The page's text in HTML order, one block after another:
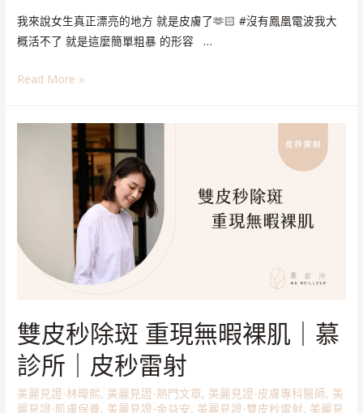
我來說女生真正漂亮的地方 就是皮膚了🫶🏻 #沒有鳳凰電波我大
概活不了 就是這麼簡單粗暴 的形容 …
Read More »
雙皮秒除斑 重現無暇裸肌｜慕
診所｜皮秒雷射
美麗見證-林暐熙, 美麗見證-熱門文章, 美麗見證-皮膚專科醫師, 美
麗見證-肌膚保養, 美麗見證-金益安, 美麗見證-雙皮秒雷射, 美麗見